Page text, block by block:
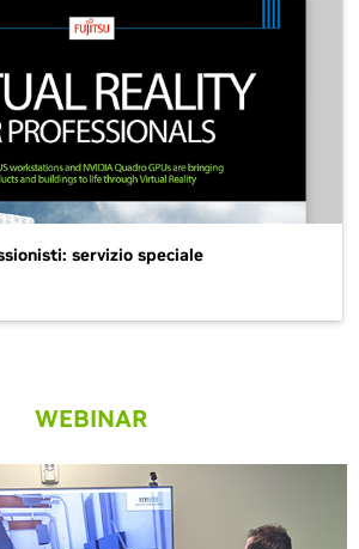
servizio speciale
WEBINAR